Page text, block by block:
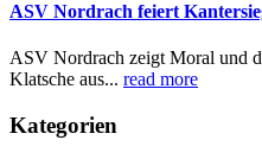
ASV Nordrach feiert
ASV Nordrach zeigt Moral und
Klatsche aus... read more
Kategorien